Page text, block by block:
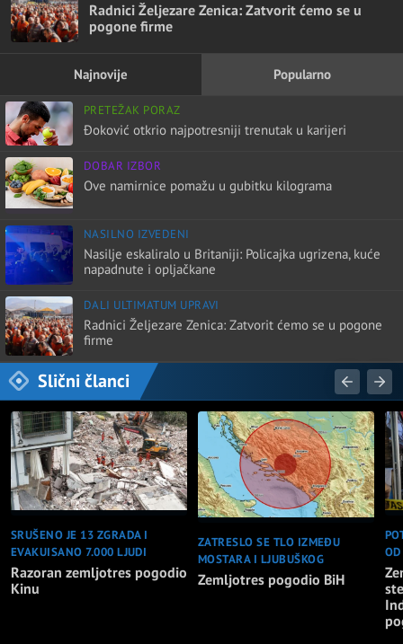
Radnici Željezare Zenica: Zatvorit ćemo se u
pogone firme
Najnovije Popularno
PRETEŽAK PORAZ
Đoković otkrio najpotresniji trenutak u karijeri
DOBAR IZBOR
Ove namirnice pomažu u gubitku kilograma
NASILNO IZVEDENI
Nasilje eskaliralo u Britaniji: Policajka ugrizena, kuće
napadnute i opljačkane
DALI ULTIMATUM UPRAVI
Radnici Željezare Zenica: Zatvorit ćemo se u pogone
firme
Slični članci
SRUŠENO JE 13 ZGRADA I
EVAKUISANO 7.000 LJUDI
Razoran zemljotres pogodio
Kinu
ZATRESLO SE TLO IZMEĐU
MOSTARA I LJUBUŠKOG
Zemljotres pogodio BiH